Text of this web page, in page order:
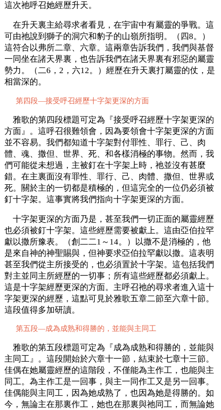
這次祂呼召她經歷升天。
在升天裏主給尋求者看見，在宇宙中有屬靈的爭戰。這
可由祂說到獅子的洞穴和豹子的山嶺所指明。（四8。）
這符合以弗所二章、六章。這兩章告訴我們，我們與基督
一同坐在諸天界裏，也告訴我們在諸天界裏有邪惡的屬靈
勢力。（二6，2，六12。）經歷在升天裏打屬靈的仗，是
相當深的。
第四段—接受呼召經歷十字架更深的方面
雅歌的第四段標題可定為『接受呼召經歷十字架更深的
方面』。這呼召很難領會，因為要領會十字架更深的方面
並不容易。我們都知道十字架對付罪性、罪行、己、肉
體、魂、撒但、世界、死、和各樣消極的事物。然而，我
們可能從未想過，主被釘在十字架上時，祂並沒有甚麼
錯。在主裏面沒有罪性、罪行、己、肉體、撒但、世界或
死。關於主的一切都是積極的，但這完全的一位仍必須被
釘十字架。這事實將我們指向十字架更深的方面。
十字架更深的方面乃是，甚至我們一切正面的屬靈經歷
也必須被釘十字架。這些經歷需要被獻上。這由亞伯拉罕
獻以撒所豫表。（創二二1～14。）以撒不是消極的，他
是來自神的神聖賜與，但神要求亞伯拉罕獻以撒。這表明
甚至我們從主所接受的，也必須置於十字架。這包括我們
對主並同主所經歷的一切事；所有這些經歷都必須獻上。
這是十字架經歷更深的方面。主呼召祂的尋求者進入這十
字架更深的經歷，這點可見於雅歌五章二節至六章十節。
這段值得多加研讀。
第五段—成為成熟和得勝的，並能與主同工
雅歌的第五段標題可定為『成為成熟和得勝的，並能與
主同工』。這段開始於六章十一節，結束於七章十三節。
佳偶在她屬靈經歷的這階段，不僅能為主作工，也能與主
同工。為主作工是一回事，與主一同作工又是另一回事。
佳偶能與主同工，因為她成熟了，也因為她是得勝的。如
今，無論主在那裏作工，她也在那裏與祂同工，而無論她